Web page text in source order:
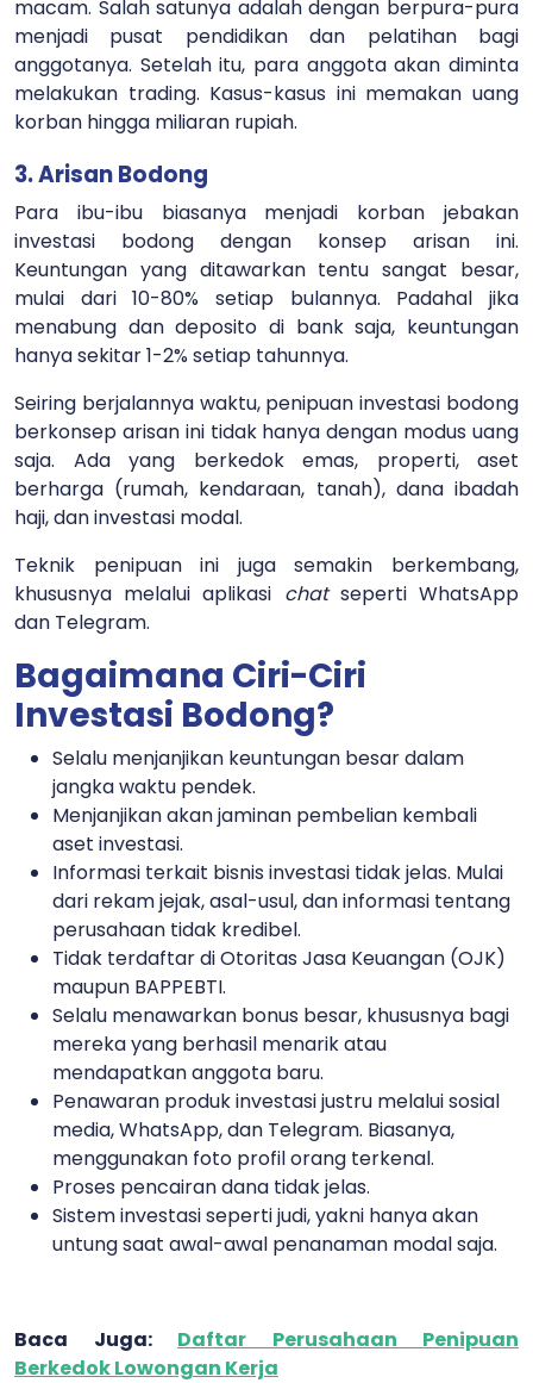
macam. Salah satunya adalah dengan berpura-pura
menjadi pusat pendidikan dan pelatihan bagi
anggotanya. Setelah itu, para anggota akan diminta
melakukan trading. Kasus-kasus ini memakan uang
korban hingga miliaran rupiah.
3. Arisan Bodong
Para ibu-ibu biasanya menjadi korban jebakan
investasi bodong dengan konsep arisan ini.
Keuntungan yang ditawarkan tentu sangat besar,
mulai dari 10-80% setiap bulannya. Padahal jika
menabung dan deposito di bank saja, keuntungan
hanya sekitar 1-2% setiap tahunnya.
Seiring berjalannya waktu, penipuan investasi bodong
berkonsep arisan ini tidak hanya dengan modus uang
saja. Ada yang berkedok emas, properti, aset
berharga (rumah, kendaraan, tanah), dana ibadah
haji, dan investasi modal.
Teknik penipuan ini juga semakin berkembang,
khususnya melalui aplikasi chat seperti WhatsApp
dan Telegram.
Bagaimana Ciri-Ciri
Investasi Bodong?
Selalu menjanjikan keuntungan besar dalam
jangka waktu pendek.
Menjanjikan akan jaminan pembelian kembali
aset investasi.
Informasi terkait bisnis investasi tidak jelas. Mulai
dari rekam jejak, asal-usul, dan informasi tentang
perusahaan tidak kredibel.
Tidak terdaftar di Otoritas Jasa Keuangan (OJK)
maupun BAPPEBTI.
Selalu menawarkan bonus besar, khususnya bagi
mereka yang berhasil menarik atau
mendapatkan anggota baru.
Penawaran produk investasi justru melalui sosial
media, WhatsApp, dan Telegram. Biasanya,
menggunakan foto profil orang terkenal.
Proses pencairan dana tidak jelas.
Sistem investasi seperti judi, yakni hanya akan
untung saat awal-awal penanaman modal saja.
Baca Juga: Daftar Perusahaan Penipuan
Berkedok Lowongan Kerja